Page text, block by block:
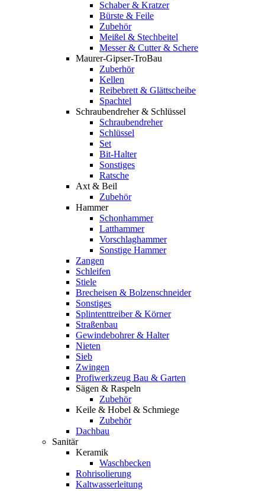
Schaber & Kratzer
Bürste & Feile
Zubehör
Meißel & Stechbeitel
Messer & Cutter & Schere
Maurer-Gipser-TroBau
Zuberhör
Kellen
Reibebrett & Glättscheibe
Spachtel
Schraubendreher & Schlüssel
Schraubendreher
Schlüssel
Set
Bit-Halter
Sonstiges
Ratsche
Axt & Beil
Zubehör
Hammer
Schonhammer
Latthammer
Vorschlaghammer
Sonstige Hammer
Zangen
Schleifen
Stiele
Brecheisen & Bolzenschneider
Sonstiges
Splintenttreiber & Körner
Straßenbau
Gewindebohrer & Halter
Nieten
Sieb
Zwingen
Profiwerkzeug Bau & Garten
Sägen & Raspeln
Zubehör
Keile & Hobel & Schmiege
Zubehör
Dachbau
Sanitär
Keramik
Waschbecken
Rohrisolierung
Kaltwasserleitung